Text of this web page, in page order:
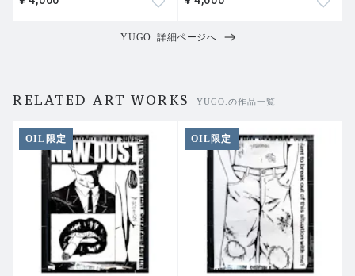
YUGO. 詳細ページへ
RELATED ART WORKS YUGO.の作品一覧
OIL限定 OIL限定